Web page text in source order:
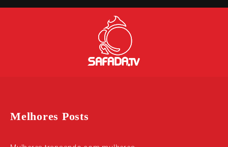
Melhores Posts